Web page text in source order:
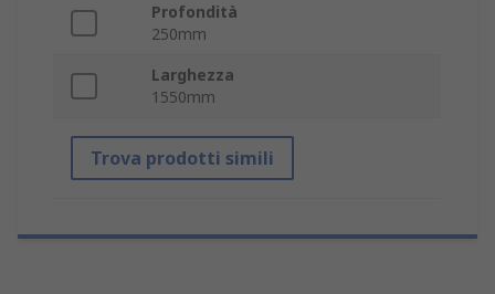
Profondità
250mm
Larghezza
1550mm
Trova prodotti simili